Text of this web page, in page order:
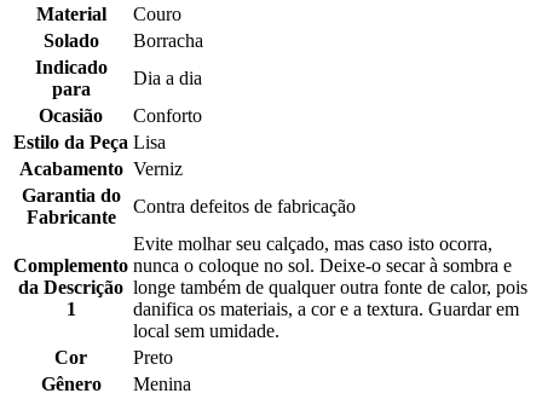
Material
Couro
Solado
Borracha
Indicado
para
Dia a dia
Ocasião
Conforto
Estilo da Peça Lisa
Acabamento Verniz
Garantia do
Fabricante
Contra defeitos de fabricação
Complemento
da Descrição
1
Evite molhar seu calçado, mas caso isto ocorra,
nunca o coloque no sol. Deixe-o secar à sombra e
longe também de qualquer outra fonte de calor, pois
danifica os materiais, a cor e a textura. Guardar em
local sem umidade.
Cor
Preto
Gênero
Menina